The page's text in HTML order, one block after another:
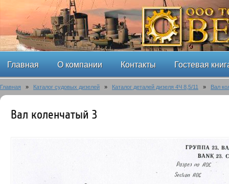
Главная О компании Контакты Гостевая
Главная » Каталог судовых дизелей » Каталог деталей дизеля 4Ч 8,5/11 » Вал
Вал коленчатый 3